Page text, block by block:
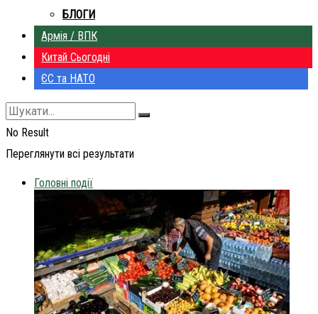
БЛОГИ
Армія / ВПК
Китай Сьогодні
ЄС та НАТО
No Result
Переглянути всі результати
Головні події